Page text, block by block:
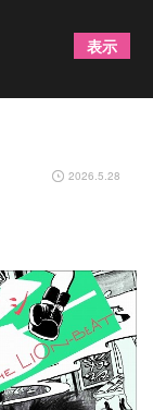
LION-
2026.5.28
表示